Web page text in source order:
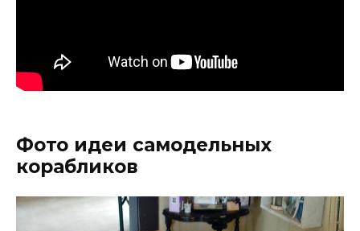
Фото идеи самодельных
корабликов